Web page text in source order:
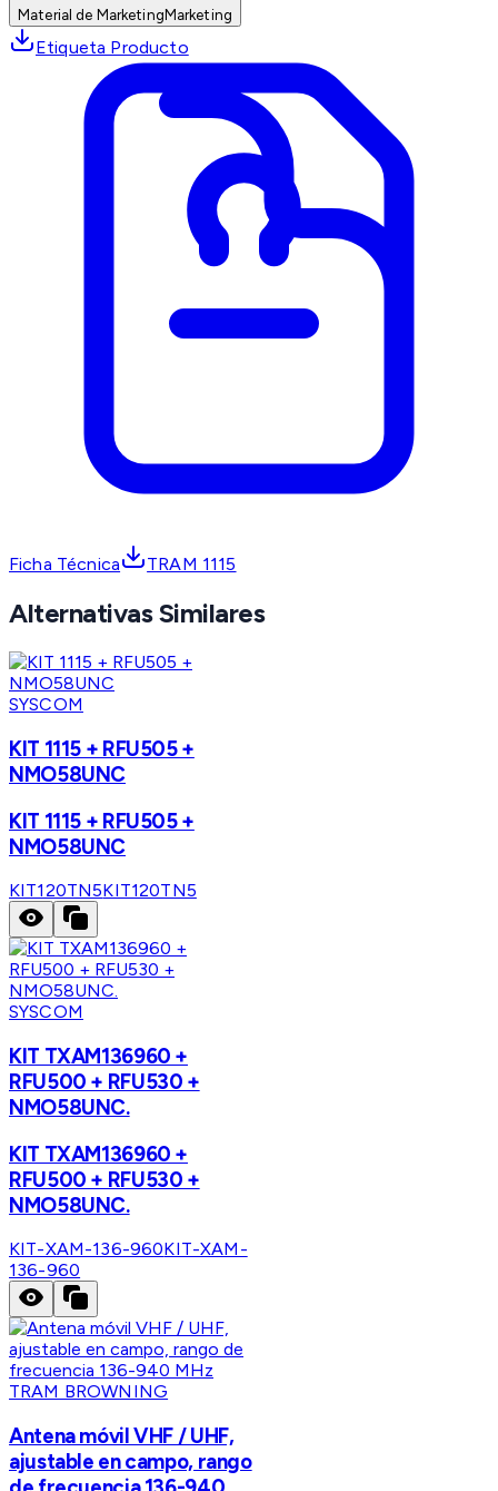
Material de MarketingMarketing
Etiqueta Producto
Ficha Técnica TRAM 1115
Alternativas Similares
SYSCOM
KIT 1115 + RFU505 +
NMO58UNC
KIT 1115 + RFU505 +
NMO58UNC
KIT120TN5KIT120TN5
SYSCOM
KIT TXAM136960 +
RFU500 + RFU530 +
NMO58UNC.
KIT TXAM136960 +
RFU500 + RFU530 +
NMO58UNC.
KIT-XAM-136-960KIT-XAM-
136-960
TRAM BROWNING
Antena móvil VHF / UHF,
ajustable en campo, rango